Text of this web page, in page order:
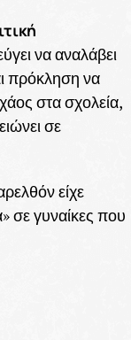
να αναλάβει
πρόκληση να
στα σχολεία,
σε
είχε
σε γυναίκες που